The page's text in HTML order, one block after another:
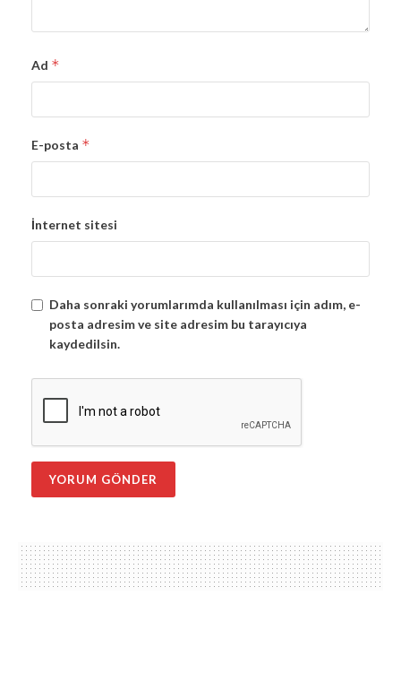
Ad *
E-posta *
İnternet sitesi
Daha sonraki yorumlarımda kullanılması için adım, e-
posta adresim ve site adresim bu tarayıcıya
kaydedilsin.